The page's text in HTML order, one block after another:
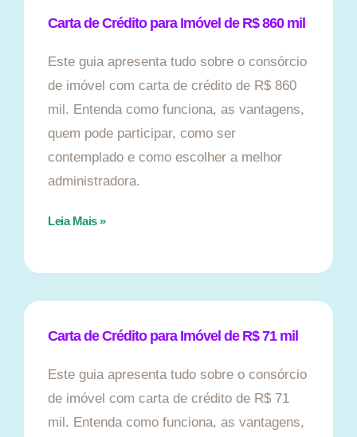
Carta de Crédito para Imóvel de R$ 860 mil
Este guia apresenta tudo sobre o consórcio
de imóvel com carta de crédito de R$ 860
mil. Entenda como funciona, as vantagens,
quem pode participar, como ser
contemplado e como escolher a melhor
administradora.
Leia Mais »
Carta de Crédito para Imóvel de R$ 71 mil
Este guia apresenta tudo sobre o consórcio
de imóvel com carta de crédito de R$ 71
mil. Entenda como funciona, as vantagens,